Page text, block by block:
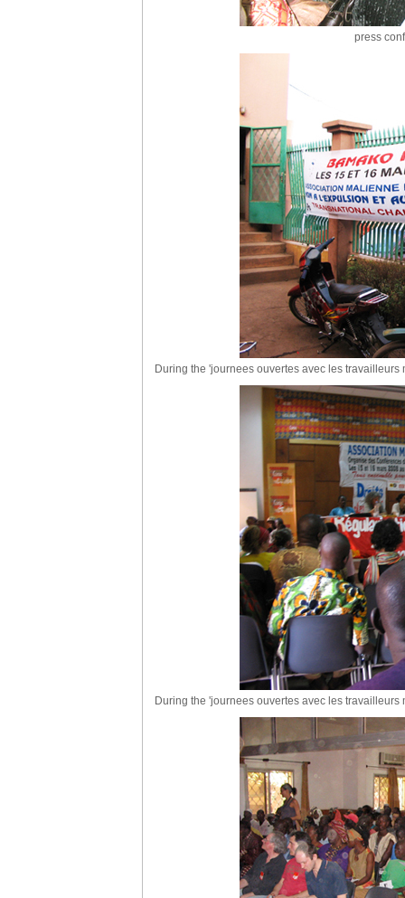
press
During the 'journees ouvertes avec les
During the 'journees ouvertes avec les